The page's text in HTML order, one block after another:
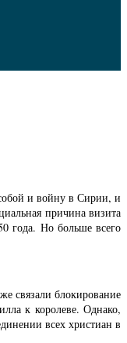
и войну в Сирии, и
причина визита
года. Но больше всего
связали блокирование
к королеве. Однако,
всех христиан в